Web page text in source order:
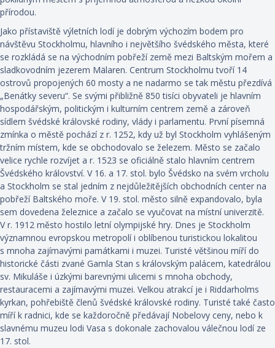
přírodou.
Jako přístaviště výletních lodí je dobrým výchozím bodem pro
návštěvu Stockholmu, hlavního i největšího švédského města, které
se rozkládá se na východním pobřeží země mezi Baltským mořem a
sladkovodním jezerem Mälaren. Centrum Stockholmu tvoří 14
ostrovů propojených 60 mosty a ne nadarmo se tak městu přezdívá
„Benátky severu“. Se svými přibližně 850 tisíci obyvateli je hlavním
hospodářským, politickým i kulturním centrem země a zároveň
sídlem švédské královské rodiny, vlády i parlamentu. První písemná
zmínka o městě pochází z r. 1252, kdy už byl Stockholm vyhlášeným
tržním místem, kde se obchodovalo se železem. Město se začalo
velice rychle rozvíjet a r. 1523 se oficiálně stalo hlavním centrem
Švédského království. V 16. a 17. stol. bylo Švédsko na svém vrcholu
a Stockholm se stal jedním z nejdůležitějších obchodních center na
pobřeží Baltského moře. V 19. stol. město silně expandovalo, byla
sem dovedena železnice a začalo se vyučovat na místní univerzitě.
V r. 1912 město hostilo letní olympijské hry. Dnes je Stockholm
významnou evropskou metropolí i oblíbenou turistickou lokalitou
s mnoha zajímavými památkami i muzei. Turisté většinou míří do
historické části zvané Gamla Stan s královským palácem, katedrálou
sv. Mikuláše i úzkými barevnými ulicemi s mnoha obchody,
restauracemi a zajímavými muzei. Velkou atrakcí je i Riddarholms
kyrkan, pohřebiště členů švédské královské rodiny. Turisté také často
míří k radnici, kde se každoročně předávají Nobelovy ceny, nebo k
slavnému muzeu lodi Vasa s dokonale zachovalou válečnou lodí ze
17. stol.